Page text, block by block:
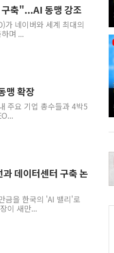
축"...AI 동맹 강조
가 네이버와 세계 최대의
며 ...
맹 확장
주요 기업 총수들과 4박5
데이터센터 구축 논
금을 한국의 'AI 밸리'로
이 새만...